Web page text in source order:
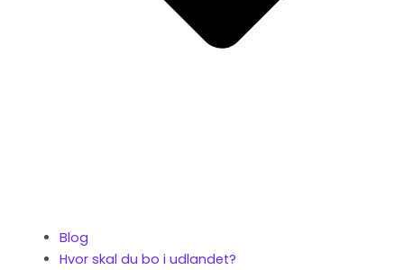
Blog
Hvor skal du bo i udlandet?